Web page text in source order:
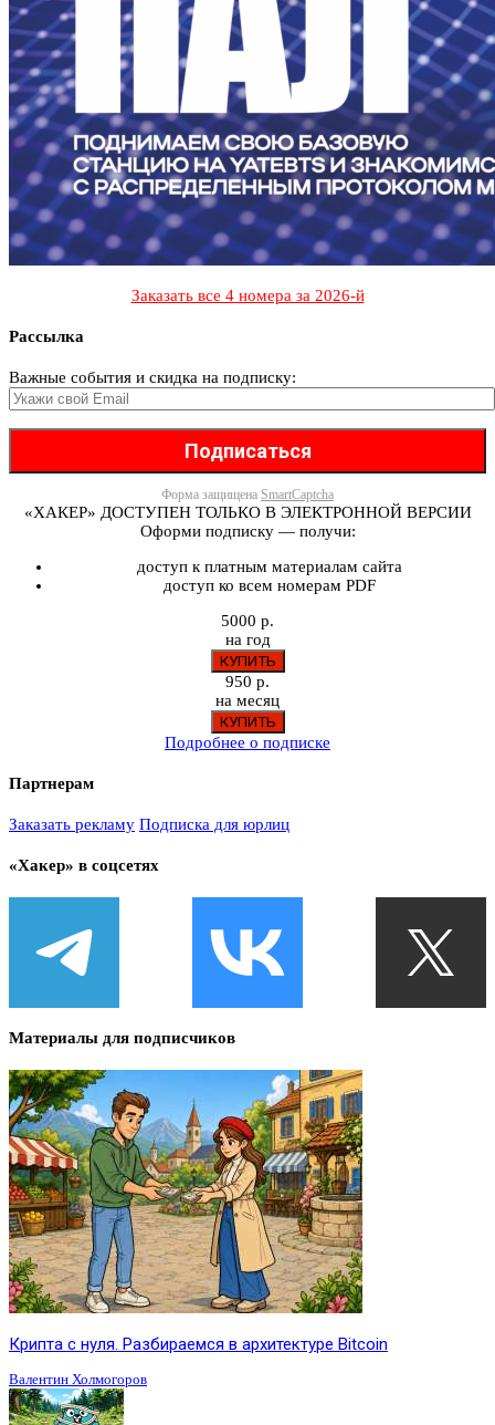
Заказать все 4 номера за 2026-й
Рассылка
Важные события и скидка на подписку:
Форма защищена SmartCaptcha
«ХАКЕР» ДОСТУПЕН ТОЛЬКО В ЭЛЕКТРОННОЙ ВЕРСИИ
Оформи подписку — получи:
доступ к платным материалам сайта
доступ ко всем номерам PDF
5000 р.
на год
950 р.
на месяц
Подробнее о подписке
Партнерам
Заказать рекламу Подписка для юрлиц
«Хакер» в соцсетях
Материалы для подписчиков
Крипта с нуля. Разбираемся в архитектуре Bitcoin
Валентин Холмогоров